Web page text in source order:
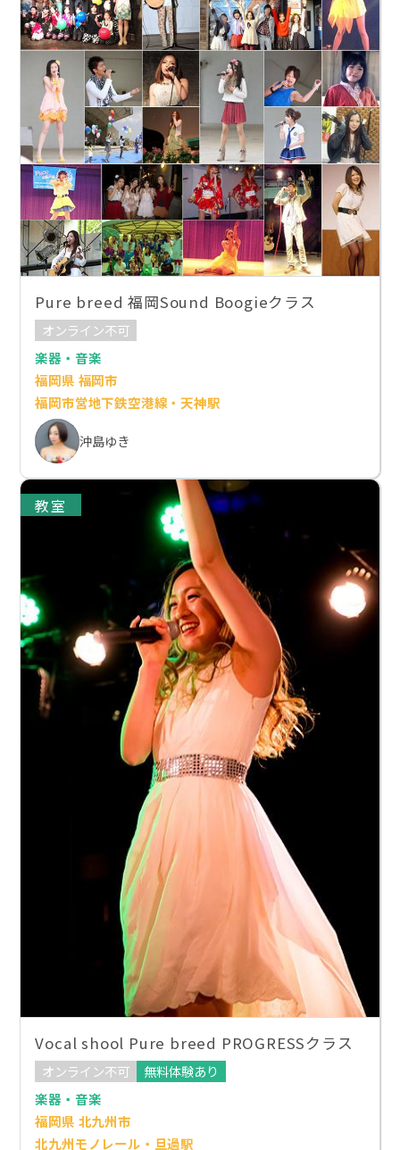
Pure breed 福岡Sound Boogieクラス
オンライン不可
楽器・音楽
福岡県 福岡市
福岡市営地下鉄空港線・天神駅
沖島ゆき
教室
Vocal shool Pure breed PROGRESSクラス
オンライン不可
無料体験あり
楽器・音楽
福岡県 北九州市
北九州モノレール・旦過駅